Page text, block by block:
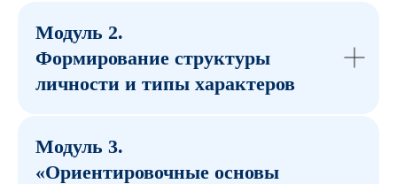
Модуль 2.
Формирование структуры
личности и типы характеров
Модуль 3.
«Ориентировочные основы